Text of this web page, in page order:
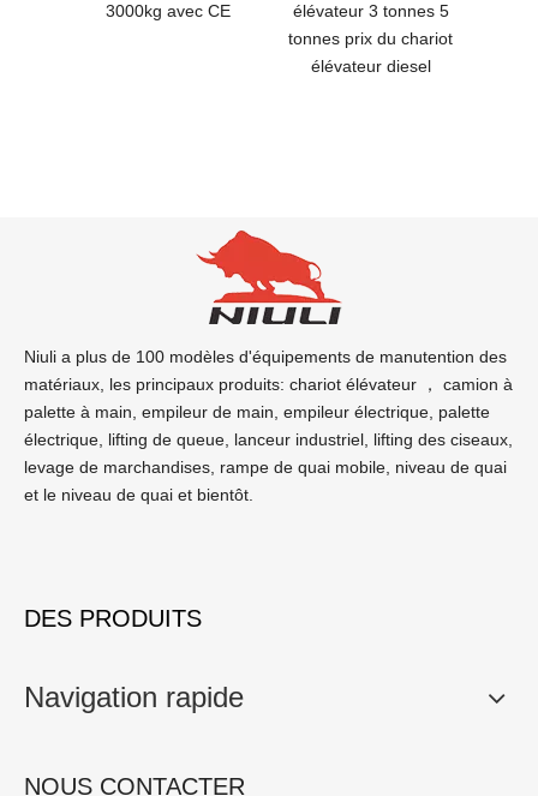
3000kg avec CE
élévateur 3 tonnes 5
tonnes prix du chariot
élévateur diesel
Niuli a plus de 100 modèles d'équipements de manutention des
matériaux, les principaux produits: chariot élévateur ， camion à
palette à main, empileur de main, empileur électrique, palette
électrique, lifting de queue, lanceur industriel, lifting des ciseaux,
levage de marchandises, rampe de quai mobile, niveau de quai
et le niveau de quai et bientôt.
DES PRODUITS
Navigation rapide
NOUS CONTACTER